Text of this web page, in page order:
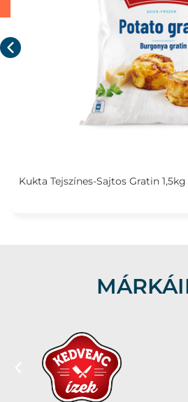
Kukta Tejszínes-Sajtos Gratin